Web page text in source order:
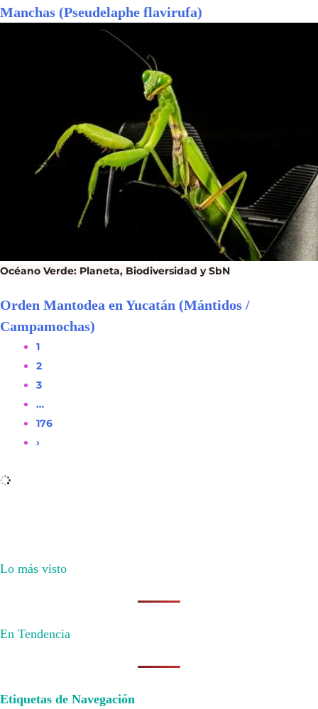
Manchas (Pseudelaphe flavirufa)
Océano Verde: Planeta, Biodiversidad y SbN
Orden Mantodea en Yucatán (Mántidos /
Campamochas)
1
2
3
…
176
›
Lo más visto
En Tendencia
Etiquetas de Navegación